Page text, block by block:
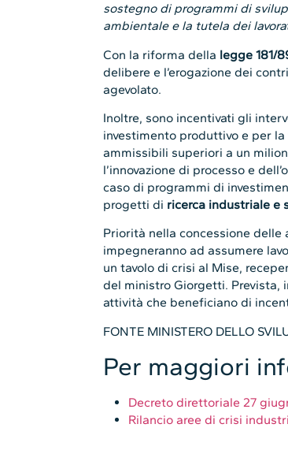
sostegno di programmi di
ambientale e la tutela dei
Con la riforma della legge 181/
delibere e l’erogazione dei
agevolato.
Inoltre, sono incentivati gli
investimento produttivo e per la
ammissibili superiori a un
l’innovazione di processo e
caso di programmi di
progetti di ricerca industriale e
Priorità nella concessione delle
impegneranno ad assumere
un tavolo di crisi al Mise,
del ministro Giorgetti. Prevista,
attività che beneficiano di
FONTE MINISTERO DELLO
Per maggiori
Decreto direttoriale 27
Rilancio aree di crisi